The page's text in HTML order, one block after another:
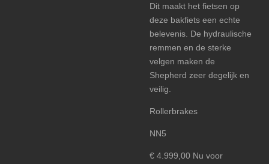
Dit maakt het fietsen op
deze bakfiets een echte
belevenis. De hydraulische
remmen en de sterke
velgen maken de
Shepherd zeer degelijk en
veilig.
Rollerbrakes
NN5
€ 4.999,00 Nu voor